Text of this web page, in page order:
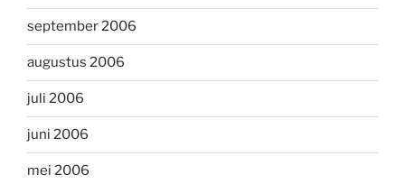
september 2006
augustus 2006
juli 2006
juni 2006
mei 2006